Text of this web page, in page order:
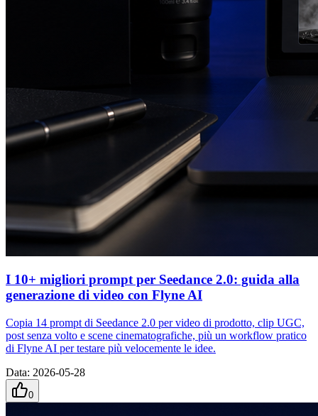
I 10+ migliori prompt per Seedance 2.0: guida alla
generazione di video con Flyne AI
Copia 14 prompt di Seedance 2.0 per video di prodotto, clip UGC,
post senza volto e scene cinematografiche, più un workflow pratico
di Flyne AI per testare più velocemente le idee.
Data: 2026-05-28
0